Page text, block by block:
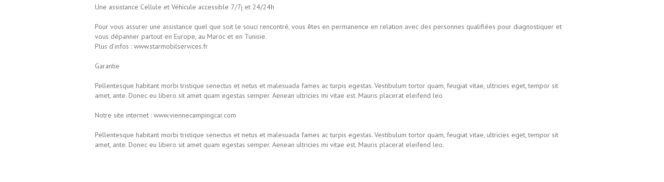
Une assistance Cellule et Véhicule accessible 7/7j et 24/24h
Pour vous assurer une assistance quel que soit le souci rencontré, vous êtes en permanence en relation avec des personnes qualifiées pour diagnostiquer et
vous dépanner partout en Europe, au Maroc et en Tunisie.
Plus d’infos : www.starmobilservices.fr
Garantie
Pellentesque habitant morbi tristique senectus et netus et malesuada fames ac turpis egestas. Vestibulum tortor quam, feugiat vitae, ultricies eget, tempor sit
amet, ante. Donec eu libero sit amet quam egestas semper. Aenean ultricies mi vitae est. Mauris placerat eleifend leo
Notre site internet : www.viennecampingcar.com
Pellentesque habitant morbi tristique senectus et netus et malesuada fames ac turpis egestas. Vestibulum tortor quam, feugiat vitae, ultricies eget, tempor sit
amet, ante. Donec eu libero sit amet quam egestas semper. Aenean ultricies mi vitae est. Mauris placerat eleifend leo.